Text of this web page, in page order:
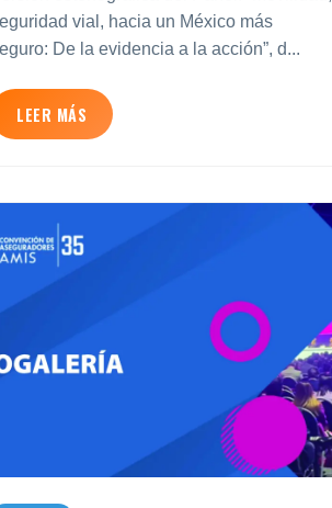
vial, hacia un México más
De la evidencia a la acción”, d...
LEER MÁS